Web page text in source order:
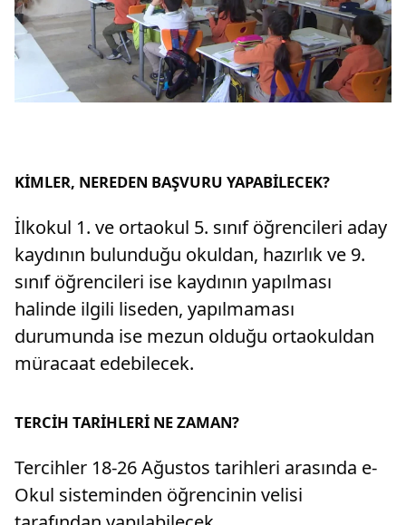
KİMLER, NEREDEN BAŞVURU YAPABİLECEK?
İlkokul 1. ve ortaokul 5. sınıf öğrencileri aday
kaydının bulunduğu okuldan, hazırlık ve 9.
sınıf öğrencileri ise kaydının yapılması
halinde ilgili liseden, yapılmaması
durumunda ise mezun olduğu ortaokuldan
müracaat edebilecek.
TERCİH TARİHLERİ NE ZAMAN?
Tercihler 18-26 Ağustos tarihleri arasında e-
Okul sisteminden öğrencinin velisi